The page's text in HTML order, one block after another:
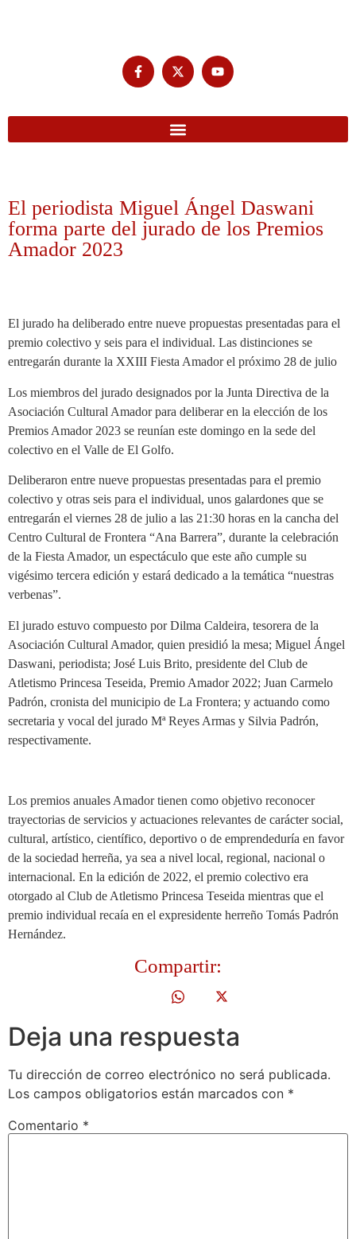
El periodista Miguel Ángel Daswani
forma parte del jurado de los Premios
Amador 2023
El jurado ha deliberado entre nueve propuestas presentadas para el
premio colectivo y seis para el individual. Las distinciones se
entregarán durante la XXIII Fiesta Amador el próximo 28 de julio
Los miembros del jurado designados por la Junta Directiva de la
Asociación Cultural Amador para deliberar en la elección de los
Premios Amador 2023 se reunían este domingo en la sede del
colectivo en el Valle de El Golfo.
Deliberaron entre nueve propuestas presentadas para el premio
colectivo y otras seis para el individual, unos galardones que se
entregarán el viernes 28 de julio a las 21:30 horas en la cancha del
Centro Cultural de Frontera “Ana Barrera”, durante la celebración
de la Fiesta Amador, un espectáculo que este año cumple su
vigésimo tercera edición y estará dedicado a la temática “nuestras
verbenas”.
El jurado estuvo compuesto por Dilma Caldeira, tesorera de la
Asociación Cultural Amador, quien presidió la mesa; Miguel Ángel
Daswani, periodista; José Luis Brito, presidente del Club de
Atletismo Princesa Teseida, Premio Amador 2022; Juan Carmelo
Padrón, cronista del municipio de La Frontera; y actuando como
secretaria y vocal del jurado Mª Reyes Armas y Silvia Padrón,
respectivamente.
Los premios anuales Amador tienen como objetivo reconocer
trayectorias de servicios y actuaciones relevantes de carácter social,
cultural, artístico, científico, deportivo o de emprendeduría en favor
de la sociedad herreña, ya sea a nivel local, regional, nacional o
internacional. En la edición de 2022, el premio colectivo era
otorgado al Club de Atletismo Princesa Teseida mientras que el
premio individual recaía en el expresidente herreño Tomás Padrón
Hernández.
Compartir:
Deja una respuesta
Tu dirección de correo electrónico no será publicada.
Los campos obligatorios están marcados con *
Comentario *